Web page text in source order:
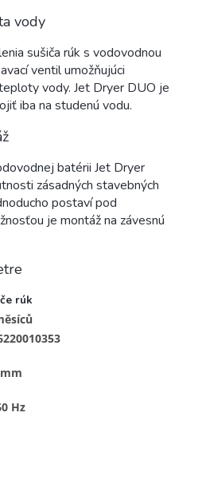
vody
sušiča rúk s vodovodnou
ventil umožňujúci
vody. Jet Dryer DUO je
iba na studenú vodu.
batérii Jet Dryer
zásadných stavebných
postaví pod
je montáž na závesnú
rúk
Hz